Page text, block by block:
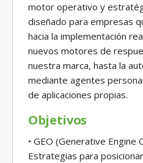
motor operativo y
diseñado para empresas
hacia la implementación
nuevos motores de
nuestra marca, hasta la
mediante agentes
de aplicaciones propias.
Objetivos
• GEO (Generative Engine
Estrategias para